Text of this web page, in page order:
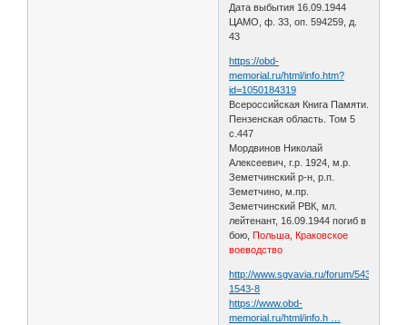
Дата выбытия 16.09.1944
ЦАМО, ф. 33, оп. 594259, д.
43
https://obd-
memorial.ru/html/info.htm?
id=1050184319
Всероссийская Книга Памяти.
Пензенская область. Том 5
с.447
Мордвинов Николай
Алексеевич, г.р. 1924, м.р.
Земетчинский р-н, р.п.
Земетчино, м.пр.
Земетчинский РВК, мл.
лейтенант, 16.09.1944 погиб в
бою,Польша, Краковское
воеводство
http://www.sgvavia.ru/forum/543-
1543-8
https://www.obd-
memorial.ru/html/info.h …